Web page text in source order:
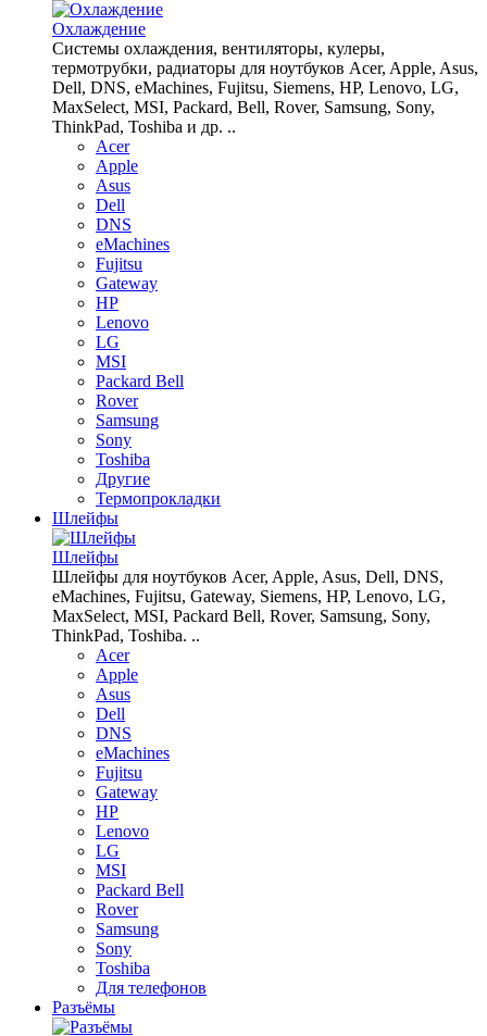
Охлаждение
Системы охлаждения, вентиляторы, кулеры,
термотрубки, радиаторы для ноутбуков Acer, Apple, Asus,
Dell, DNS, eMachines, Fujitsu, Siemens, HP, Lenovo, LG,
MaxSelect, MSI, Packard, Bell, Rover, Samsung, Sony,
ThinkPad, Toshiba и др. ..
Acer
Apple
Asus
Dell
DNS
eMachines
Fujitsu
Gateway
HP
Lenovo
LG
MSI
Packard Bell
Rover
Samsung
Sony
Toshiba
Другие
Термопрокладки
Шлейфы
Шлейфы
Шлейфы для ноутбуков Acer, Apple, Asus, Dell, DNS,
eMachines, Fujitsu, Gateway, Siemens, HP, Lenovo, LG,
MaxSelect, MSI, Packard Bell, Rover, Samsung, Sony,
ThinkPad, Toshiba. ..
Acer
Apple
Asus
Dell
DNS
eMachines
Fujitsu
Gateway
HP
Lenovo
LG
MSI
Packard Bell
Rover
Samsung
Sony
Toshiba
Для телефонов
Разъёмы